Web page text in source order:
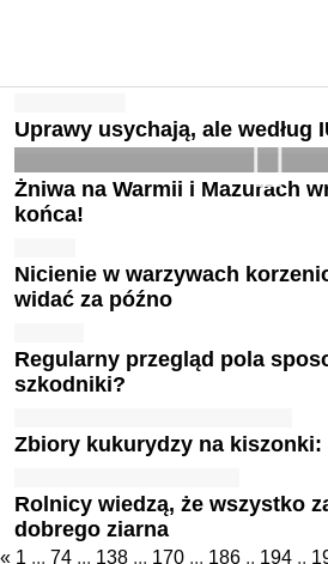
Uprawy usychają, ale według
Żniwa na Warmii i Mazurach
końca!
Nicienie w warzywach
widać za późno
Regularny przegląd pola
szkodniki?
Zbiory kukurydzy na
Rolnicy wiedzą, że wszystko
dobrego ziarna
« 1 ... 74 ... 138 ... 170 ... 186 .. 194 ..